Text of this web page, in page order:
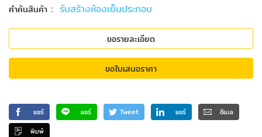
คำค้นสินค้า : รับสร้างห้องเย็นประกอบ
ขอรายละเอียด
ขอใบเสนอราคา
แชร์ แชร์ Tweet แชร์
อีเมล
พิมพ์